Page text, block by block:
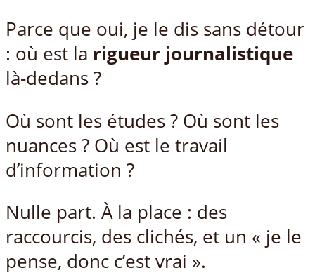
Parce que oui, je le dis sans détour
: où est la rigueur journalistique
là-dedans ?
Où sont les études ? Où sont les
nuances ? Où est le travail
d’information ?
Nulle part. À la place : des
raccourcis, des clichés, et un « je le
pense, donc c’est vrai ».